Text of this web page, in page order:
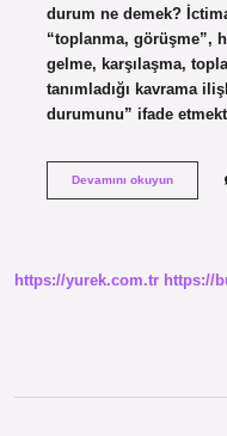
durum ne demek?
“toplanma, görüşme”,
gelme, karşılaşma,
tanımladığı kavrama
durumunu” ifade
Devamını okuyunIstima
https://yurek.com.tr https://